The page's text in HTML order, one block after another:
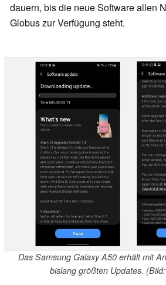
dauern, bis die neue Software allen
Globus zur Verfügung steht.
Das Samsung Galaxy A50 erhält mit
bislang größten Updates.